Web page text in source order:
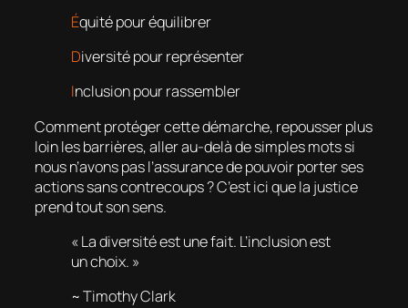
Équité pour équilibrer
Diversité pour représenter
Inclusion pour rassembler
Comment protéger cette démarche, repousser plus
loin les barrières, aller au-delà de simples mots si
nous n’avons pas l’assurance de pouvoir porter ses
actions sans contrecoups ? C’est ici que la justice
prend tout son sens.
« La diversité est une fait. L’inclusion est
un choix. »
~ Timothy Clark